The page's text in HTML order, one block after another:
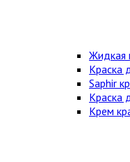
Жидкая
Краска
Saphir
Краска
Крем